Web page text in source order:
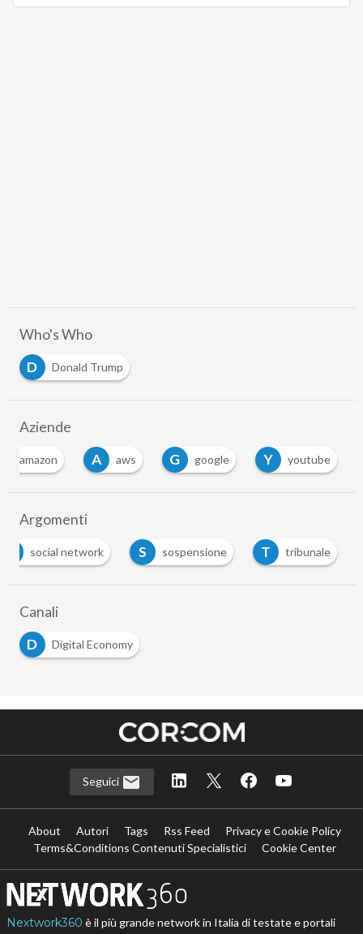
Who's Who
D
Donald Trump
Aziende
amazon A aws G google Y
youtube
Argomenti
social network S sospensione T
tribunale
Canali
D
Digital Economy
Seguici
About Autori Tags Rss Feed
Privacy e Cookie Policy
Terms&Conditions Contenuti Specialistici
Cookie Center
Nextwork360 è il più grande network in Italia di testate e portali